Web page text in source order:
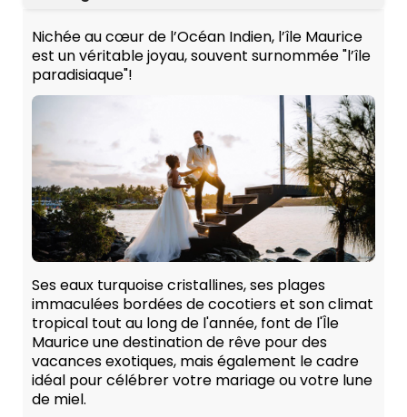
Nichée au cœur de l’Océan Indien, l’île Maurice
est un véritable joyau, souvent surnommée "l’île
paradisiaque"!
Ses eaux turquoise cristallines, ses plages
immaculées bordées de cocotiers et son climat
tropical tout au long de l'année, font de l'Île
Maurice une destination de rêve pour des
vacances exotiques, mais également le cadre
idéal pour célébrer votre mariage ou votre lune
de miel.